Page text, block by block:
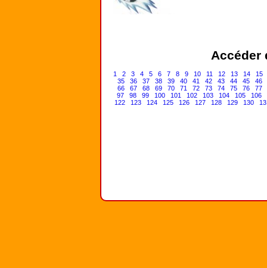
Accéder
1 2 3 4 5 6 7 8 9 10 11 12 13 14
15
35
36 37 38 39 40 41 42 43 44 45
46
66
67 68 69 70 71 72 73 74 75 76
77
97
98 99 100 101 102 103 104 105
106
122
123 124 125 126 127 128 129 130